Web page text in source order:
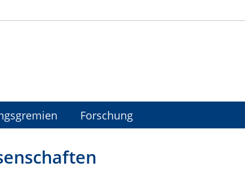
Forschung